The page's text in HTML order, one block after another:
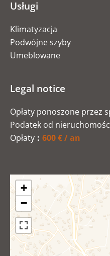
Usługi
Klimatyzacja
Podwójne szyby
Umeblowane
Legal notice
Opłaty ponoszone przez
Podatek od
Opłaty
600 € / an
+
−